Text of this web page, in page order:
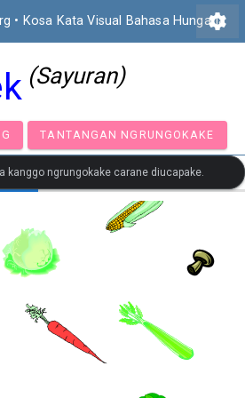
• Kosa Kata Visual Bahasa Hungaria
settings
(Sayuran)
TANTANGAN
kanggo ngrungokake carane diucapake.